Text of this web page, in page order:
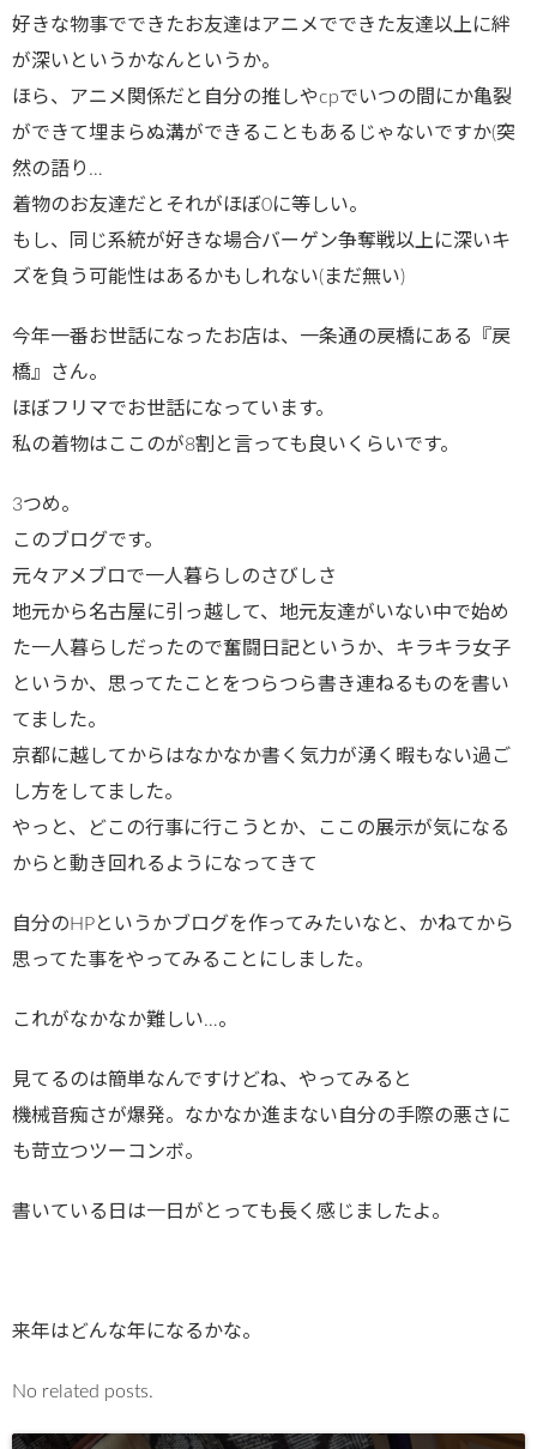
好きな物事でできたお友達はアニメでできた友達以上に絆
が深いというかなんというか。
ほら、アニメ関係だと自分の推しやcpでいつの間にか亀裂
ができて埋まらぬ溝ができることもあるじゃないですか(突
然の語り…
着物のお友達だとそれがほぼ0に等しい。
もし、同じ系統が好きな場合バーゲン争奪戦以上に深いキ
ズを負う可能性はあるかもしれない(まだ無い)
今年一番お世話になったお店は、一条通の戻橋にある『戻
橋』さん。
ほぼフリマでお世話になっています。
私の着物はここのが8割と言っても良いくらいです。
3つめ。
このブログです。
元々アメブロで一人暮らしのさびしさ
地元から名古屋に引っ越して、地元友達がいない中で始め
た一人暮らしだったので奮闘日記というか、キラキラ女子
というか、思ってたことをつらつら書き連ねるものを書い
てました。
京都に越してからはなかなか書く気力が湧く暇もない過ご
し方をしてました。
やっと、どこの行事に行こうとか、ここの展示が気になる
からと動き回れるようになってきて
自分のHPというかブログを作ってみたいなと、かねてから
思ってた事をやってみることにしました。
これがなかなか難しい…。
見てるのは簡単なんですけどね、やってみると
機械音痴さが爆発。なかなか進まない自分の手際の悪さに
も苛立つツーコンボ。
書いている日は一日がとっても長く感じましたよ。
来年はどんな年になるかな。
No related posts.